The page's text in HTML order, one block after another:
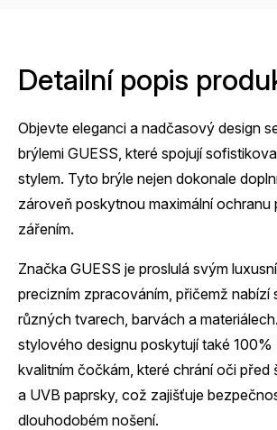
Detailní popis
Objevte eleganci a nadčasový design
brýlemi GUESS, které spojují
stylem. Tyto brýle nejen dokonale
zároveň poskytnou maximální ochranu
zářením.
Značka GUESS je proslulá svým
precizním zpracováním, přičemž nabízí
různých tvarech, barvách a
stylového designu poskytují také
kvalitním čočkám, které chrání oči před
a UVB paprsky, což zajišťuje
dlouhodobém nošení.